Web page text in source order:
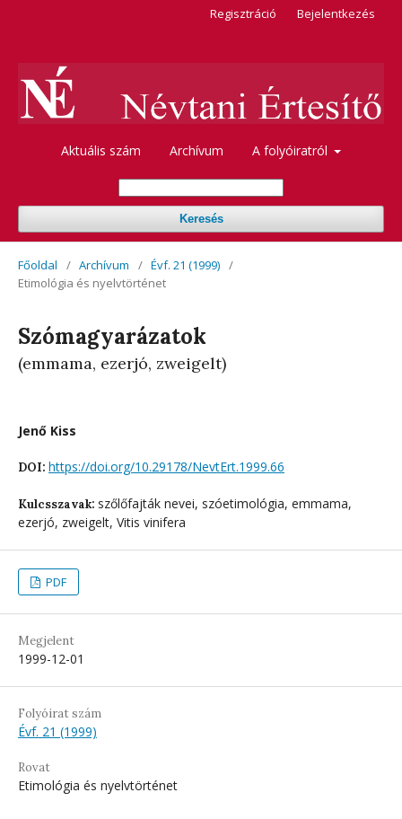
Aktuális szám Archívum A folyóiratról
Keresés
Regisztráció Bejelentkezés
Főoldal / Archívum / Évf. 21 (1999) /
Etimológia és nyelvtörténet
Szómagyarázatok
(emmama, ezerjó, zweigelt)
Jenő Kiss
DOI: https://doi.org/10.29178/NevtErt.1999.66
Kulcsszavak: szőlőfajták nevei, szóetimológia, emmama,
ezerjó, zweigelt, Vitis vinifera
PDF
Megjelent
1999-12-01
Folyóirat szám
Évf. 21 (1999)
Rovat
Etimológia és nyelvtörténet